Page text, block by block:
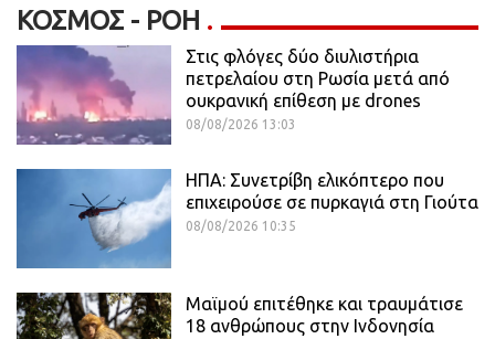
ΚΌΣΜΟΣ - ΡΟΗ
Στις φλόγες δύο διυλιστήρια
πετρελαίου στη Ρωσία μετά από
ουκρανική επίθεση με drones
08/08/2026 13:03
ΗΠΑ: Συνετρίβη ελικόπτερο που
επιχειρούσε σε πυρκαγιά στη Γιούτα
08/08/2026 10:35
Μαϊμού επιτέθηκε και τραυμάτισε
18 ανθρώπους στην Ινδονησία